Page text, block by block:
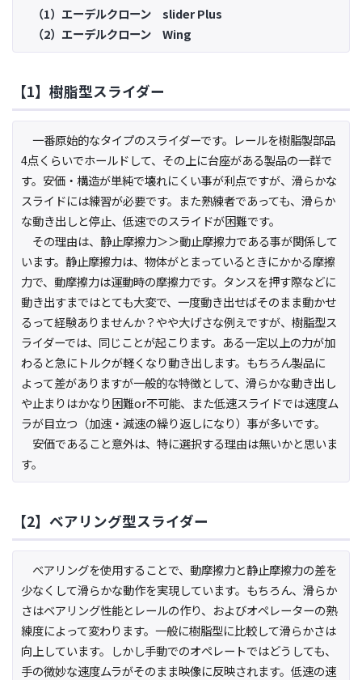
（1）エーデルクローン slider Plus
（2）エーデルクローン Wing
【1】樹脂型スライダー
一番原始的なタイプのスライダーです。レールを樹脂製部品
4点くらいでホールドして、その上に台座がある製品の一群で
す。安価・構造が単純で壊れにくい事が利点ですが、滑らかな
スライドには練習が必要です。また熟練者であっても、滑らか
な動き出しと停止、低速でのスライドが困難です。
その理由は、静止摩擦力＞＞動止摩擦力である事が関係して
います。静止摩擦力は、物体がとまっているときにかかる摩擦
力で、動摩擦力は運動時の摩擦力です。タンスを押す際などに
動き出すまではとても大変で、一度動き出せばそのまま動かせ
るって経験ありませんか？やや大げさな例えですが、樹脂型ス
ライダーでは、同じことが起こります。ある一定以上の力が加
わると急にトルクが軽くなり動き出します。もちろん製品に
よって差がありますが一般的な特徴として、滑らかな動き出し
や止まりはかなり困難or不可能、また低速スライドでは速度ム
ラが目立つ（加速・減速の繰り返しになり）事が多いです。
安価であること意外は、特に選択する理由は無いかと思いま
す。
【2】ベアリング型スライダー
ベアリングを使用することで、動摩擦力と静止摩擦力の差を
少なくして滑らかな動作を実現しています。もちろん、滑らか
さはベアリング性能とレールの作り、およびオペレーターの熟
練度によって変わります。一般に樹脂型に比較して滑らかさは
向上しています。しかし手動でのオペレートではどうしても、
手の微妙な速度ムラがそのまま映像に反映されます。低速の速